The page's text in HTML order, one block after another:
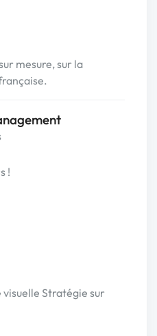
mesure, sur la
!
Stratégie sur